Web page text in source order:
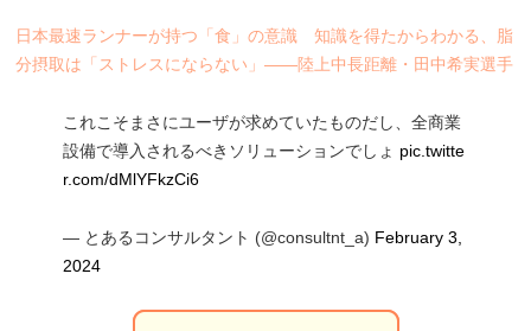
日本最速ランナーが持つ「食」の意識 知識を得たからわかる、脂
分摂取は「ストレスにならない」――陸上中長距離・田中希実選手
これこそまさにユーザが求めていたものだし、全商業
設備で導入されるべきソリューションでしょ pic.twitte
r.com/dMlYFkzCi6
— とあるコンサルタント (@consultnt_a) February 3,
2024